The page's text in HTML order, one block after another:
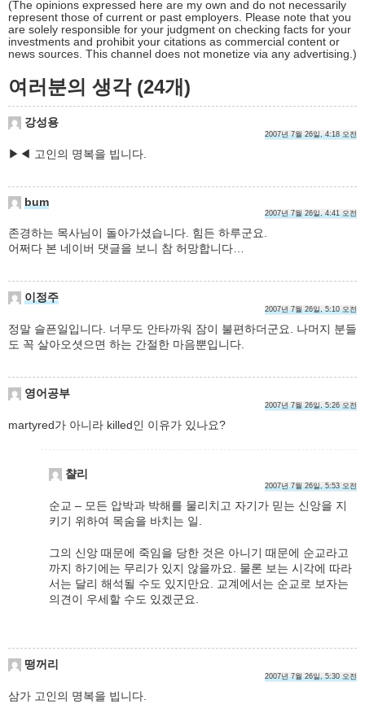
(The opinions expressed here are my own and do not necessarily
represent those of current or past employers. Please note that you
are solely responsible for your judgment on checking facts for your
investments and prohibit your citations as commercial content or
news sources. This channel does not monetize via any advertising.)
여러분의 생각 (24개)
강성용
2007년 7월 26일, 4:18 오전
▶◀ 고인의 명복을 빕니다.
bum
2007년 7월 26일, 4:41 오전
존경하는 목사님이 돌아가셨습니다. 힘든 하루군요.
어쩌다 본 네이버 댓글을 보니 참 허망합니다…
이정주
2007년 7월 26일, 5:10 오전
정말 슬픈일입니다. 너무도 안타까워 잠이 불편하더군요. 나머지 분들
도 꼭 살아오셧으면 하는 간절한 마음뿐입니다.
영어공부
2007년 7월 26일, 5:26 오전
martyred가 아니라 killed인 이유가 있나요?
챨리
2007년 7월 26일, 5:53 오전
순교 – 모든 압박과 박해를 물리치고 자기가 믿는 신앙을 지
키기 위하여 목숨을 바치는 일.
그의 신앙 때문에 죽임을 당한 것은 아니기 때문에 순교라고
까지 하기에는 무리가 있지 않을까요. 물론 보는 시각에 따라
서는 달리 해석될 수도 있지만요. 교계에서는 순교로 보자는
의견이 우세할 수도 있겠군요.
떵꺼리
2007년 7월 26일, 5:30 오전
삼가 고인의 명복을 빕니다.